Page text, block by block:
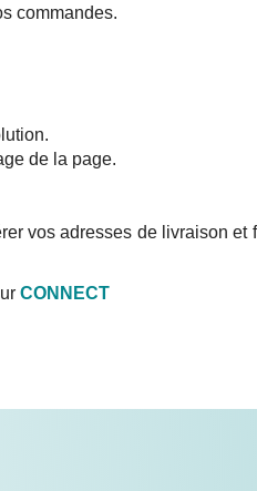
commandes.
de la page.
vos adresses de livraison
CONNECT